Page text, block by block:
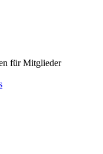
für Mitglieder